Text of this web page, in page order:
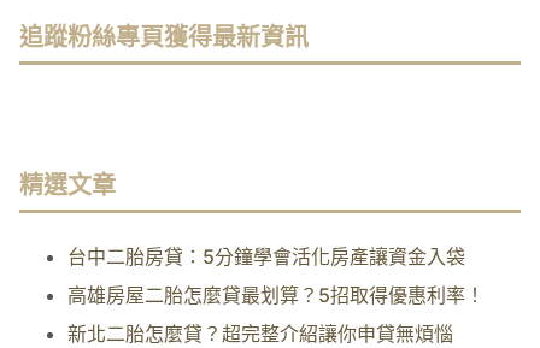
追蹤粉絲專頁獲得最新資訊
精選文章
台中二胎房貸：5分鐘學會活化房產讓資金入袋
高雄房屋二胎怎麼貸最划算？5招取得優惠利率！
新北二胎怎麼貸？超完整介紹讓你申貸無煩惱